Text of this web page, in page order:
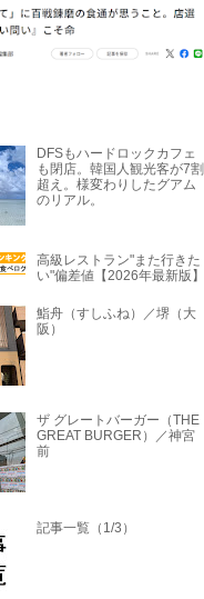
DFSもハードロックカフェ
も閉店。韓国人観光客が7割
超え。様変わりしたグアム
のリアル。
高級レストラン"また行きた
い"偏差値【2026年最新版】
鮨舟（すしふね）／堺（大
阪）
ザ グレートバーガー（THE
GREAT BURGER）／神宮
前
記事一覧（1/3）